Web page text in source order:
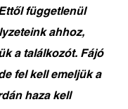
függetlenül
ahhoz,
a találkozót. Fájó
fel kell emeljük a
haza kell